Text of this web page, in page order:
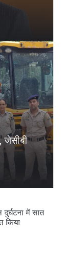
जेसीबी
में सात
किया